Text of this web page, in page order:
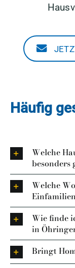
Häufig
Welche
besonders
Welche
Wie finde
in
Bringt